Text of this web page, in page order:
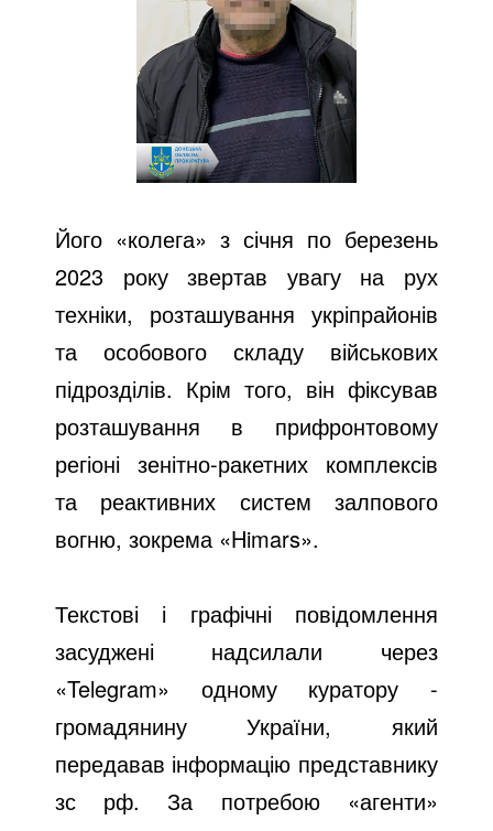
Його «колега» з січня по березень
2023 року звертав увагу на рух
техніки, розташування укріпрайонів
та особового складу військових
підрозділів. Крім того, він фіксував
розташування в прифронтовому
регіоні зенітно-ракетних комплексів
та реактивних систем залпового
вогню, зокрема «Himars».
Текстові і графічні повідомлення
засуджені надсилали через
«Telegram» одному куратору -
громадянину України, який
передавав інформацію представнику
зс рф. За потребою «агенти»